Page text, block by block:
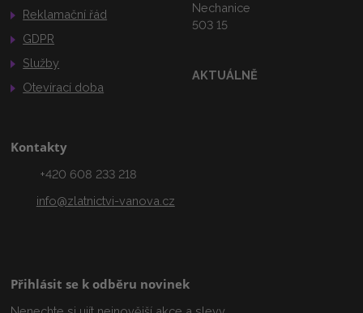
Reklamační řád
GDPR
Služby
Otevírací doba
Nechanice
503 15
AKTUÁLNĚ
Kontakty
+420 608 233 218
info@zlatnictvi-vanova.cz
Přihlásit se k odběru novinek